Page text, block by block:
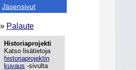
Jäsensivut
» Palaute
Historiaprojekti
Katso lisätietoja
historiaprojektin
kuvaus -sivulta